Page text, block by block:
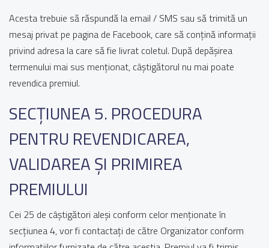
Acesta trebuie să răspundă la email / SMS sau să trimită un
mesaj privat pe pagina de Facebook, care să conțină informații
privind adresa la care să fie livrat coletul. După depășirea
termenului mai sus menționat, câștigătorul nu mai poate
revendica premiul.
SECȚIUNEA 5. PROCEDURA
PENTRU REVENDICAREA,
VALIDAREA ȘI PRIMIREA
PREMIULUI
Cei 25 de câștigători aleși conform celor menționate în
secțiunea 4, vor fi contactați de către Organizator conform